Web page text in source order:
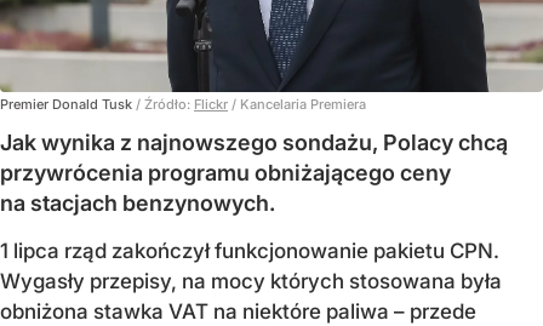
Premier Donald Tusk / Źródło: Flickr / Kancelaria Premiera
Jak wynika z najnowszego sondażu, Polacy chcą
przywrócenia programu obniżającego ceny
na stacjach benzynowych.
1 lipca rząd zakończył funkcjonowanie pakietu CPN.
Wygasły przepisy, na mocy których stosowana była
obniżona stawka VAT na niektóre paliwa – przede